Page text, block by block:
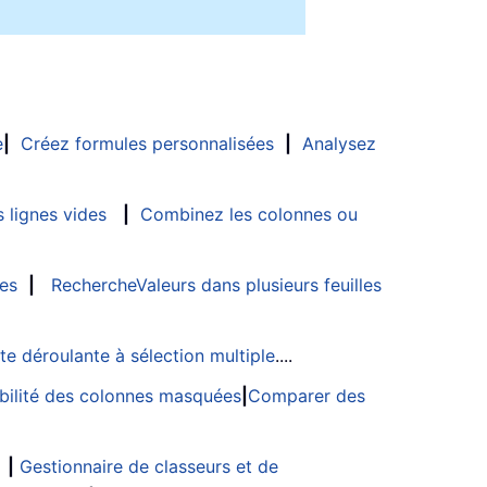
Créez formules personnalisées
Analysez
lignes vides
Combinez les colonnes ou
RechercheValeurs dans plusieurs feuilles
déroulante à sélection multiple....
des colonnes masquées Comparer des
Gestionnaire de classeurs et de